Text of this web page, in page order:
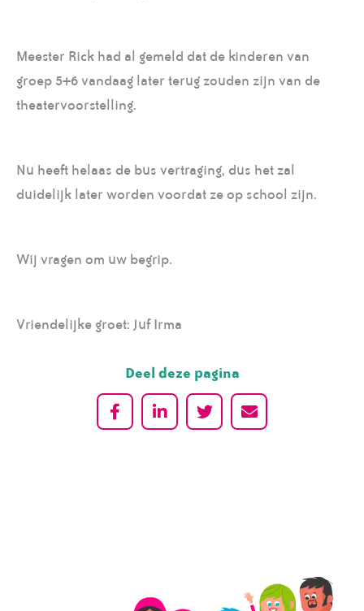
Meester Rick had al gemeld dat de kinderen van
groep 5+6 vandaag later terug zouden zijn van de
theatervoorstelling.
Nu heeft helaas de bus vertraging, dus het zal
duidelijk later worden voordat ze op school zijn.
Wij vragen om uw begrip.
Vriendelijke groet: Juf Irma
Deel deze pagina